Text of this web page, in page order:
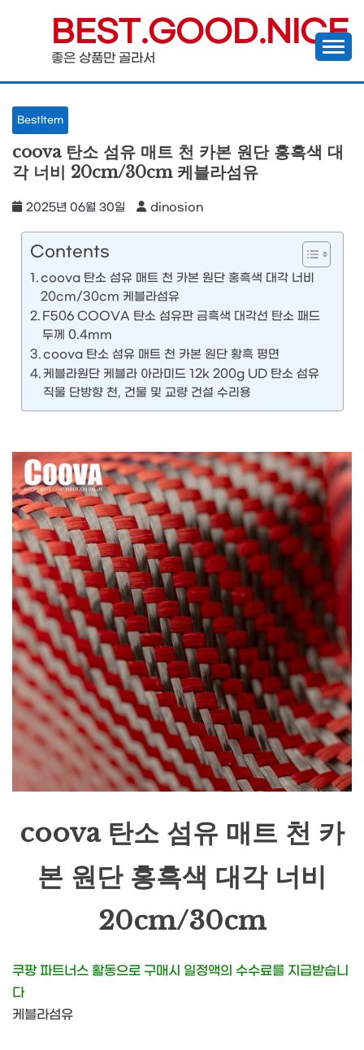
content
BEST.GOOD.NICE
좋은 상품만 골라서
BestItem
coova 탄소 섬유 매트 천 카본 원단 홍흑색 대
각 너비 20cm/30cm 케블라섬유
2025년 06월 30일 dinosion
Contents
coova 탄소 섬유 매트 천 카본 원단 홍흑색 대각 너비
20cm/30cm 케블라섬유
F506 COOVA 탄소 섬유판 금흑색 대각선 탄소 패드
두께 0.4mm
coova 탄소 섬유 매트 천 카본 원단 황흑 평면
케블라원단 케블라 아라미드 12k 200g UD 탄소 섬유
직물 단방향 천, 건물 및 교량 건설 수리용
coova 탄소 섬유 매트 천 카
본 원단 홍흑색 대각 너비
20cm/30cm
쿠팡 파트너스 활동으로 구매시 일정액의 수수료를 지급받습니
다
케블라섬유